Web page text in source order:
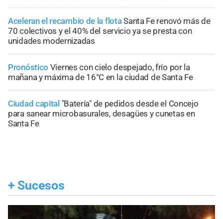
Aceleran el recambio de la flotaSanta Fe renovó más de
70 colectivos y el 40% del servicio ya se presta con
unidades modernizadas
Pronóstico Viernes con cielo despejado, frío por la
mañana y máxima de 16°C en la ciudad de Santa Fe
Ciudad capital "Batería" de pedidos desde el Concejo
para sanear microbasurales, desagües y cunetas en
Santa Fe
+ Sucesos